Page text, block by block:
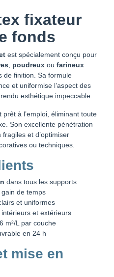
fixateur
fonds
est spécialement conçu pour
poudreux ou farineux
de finition. Sa formule
et uniformise l’aspect des
esthétique impeccable.
prêt à l’emploi, éliminant toute
Son excellente pénétration
et d’optimiser
ou techniques.
dans tous les supports
de temps
et uniformes
intérieurs et extérieurs
m²/L par couche
en 24 h
mise en